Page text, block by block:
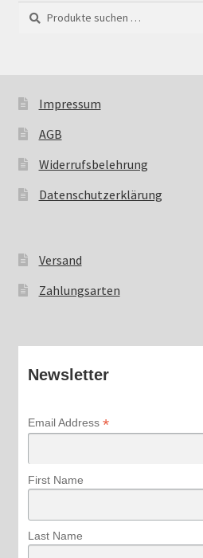
Suchen
nach:
Suchen
Impressum
AGB
Widerrufsbelehrung
Datenschutzerklärung
Versand
Zahlungsarten
Newsletter
Email Address *
First Name
Last Name